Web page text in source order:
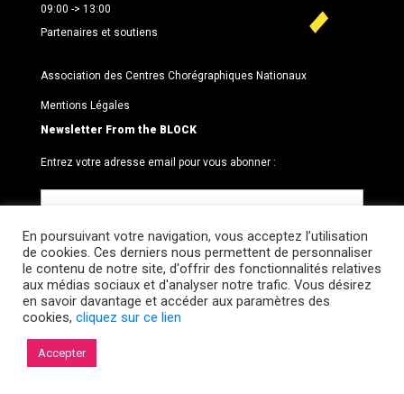
09:00 -> 13:00
Partenaires et soutiens
Association des Centres Chorégraphiques Nationaux
Mentions Légales
Newsletter From the BLOCK
Entrez votre adresse email pour vous abonner :
© 2026 Le BLOCK · CCNR. Tous droits réservés.
En poursuivant votre navigation, vous acceptez l’utilisation
de cookies. Ces derniers nous permettent de personnaliser
le contenu de notre site, d'offrir des fonctionnalités relatives
aux médias sociaux et d'analyser notre trafic. Vous désirez
en savoir davantage et accéder aux paramètres des
cookies, cliquez sur ce lien
Accepter